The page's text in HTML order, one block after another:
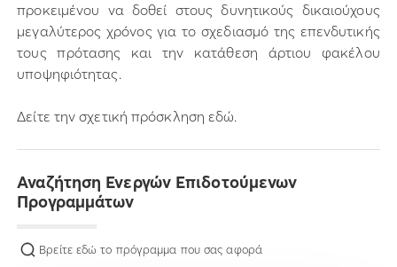
προκειμένου να δοθεί στους δυνητικούς δικαιούχους
μεγαλύτερος χρόνος για το σχεδιασμό της επενδυτικής
τους πρότασης και την κατάθεση άρτιου φακέλου
υποψηφιότητας.
Δείτε την σχετική πρόσκληση εδώ.
Αναζήτηση Ενεργών Επιδοτούμενων
Προγραμμάτων
Βρείτε εδώ το πρόγραμμα που σας αφορά